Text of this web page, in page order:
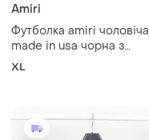
Amiri
Футболка amiri чоловіча
made in usa чорна з
принтом
XL